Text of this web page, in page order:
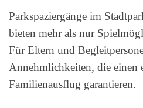
Parkspaziergänge im
bieten mehr als nur
Für Eltern und
Annehmlichkeiten, die einen
Familienausflug garantieren.